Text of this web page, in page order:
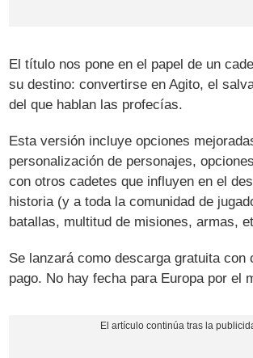
El título nos pone en el papel de un
su destino: convertirse en Agito, el
del que hablan las profecías.
Esta versión incluye opciones
personalización de personajes,
con otros cadetes que influyen en el
historia (y a toda la comunidad de
batallas, multitud de misiones, armas,
Se lanzará como descarga gratuita con
pago. No hay fecha para Europa por el